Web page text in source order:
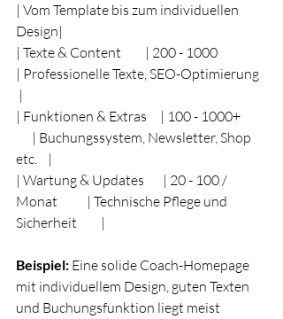
| Vom Template bis zum individuellen
Design|
| Texte & Content         | 200 - 1000
| Professionelle Texte, SEO-Optimierung
|
| Funktionen & Extras     | 100 - 1000+
      | Buchungssystem, Newsletter, Shop
etc.    |
| Wartung & Updates       | 20 - 100 /
Monat           | Technische Pflege und
Sicherheit         |
Beispiel: Eine solide Coach-Homepage
mit individuellem Design, guten Texten
und Buchungsfunktion liegt meist